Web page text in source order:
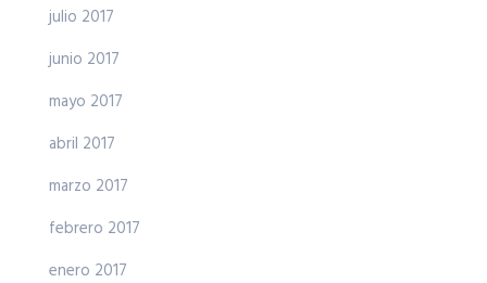
julio 2017
junio 2017
mayo 2017
abril 2017
marzo 2017
febrero 2017
enero 2017